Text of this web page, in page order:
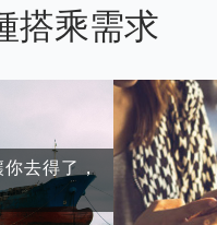
搭乘需求
去得了，